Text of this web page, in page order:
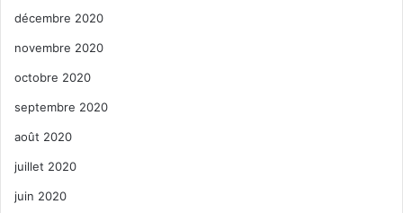
décembre 2020
novembre 2020
octobre 2020
septembre 2020
août 2020
juillet 2020
juin 2020